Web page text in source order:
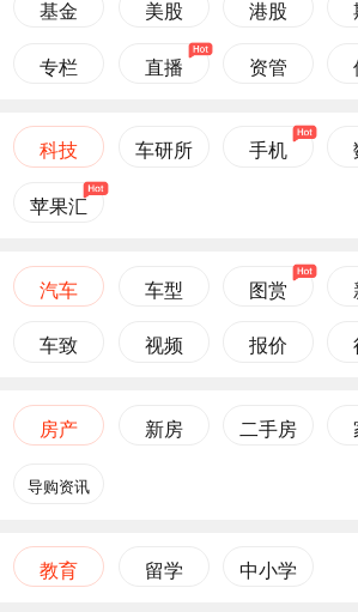
基金 美股 港股
专栏 直播 资管
科技 车研所 手机
苹果汇
汽车 车型 图赏
车致 视频 报价
房产 新房 二手房
导购资讯
教育 留学 中小学